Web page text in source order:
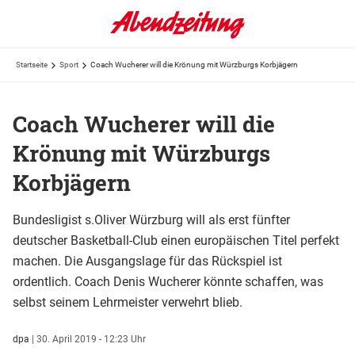
Startseite Sport Coach Wucherer will die Krönung mit Würzburgs Korbjägern
Coach Wucherer will die
Krönung mit Würzburgs
Korbjägern
Bundesligist s.Oliver Würzburg will als erst fünfter
deutscher Basketball-Club einen europäischen Titel perfekt
machen. Die Ausgangslage für das Rückspiel ist
ordentlich. Coach Denis Wucherer könnte schaffen, was
selbst seinem Lehrmeister verwehrt blieb.
dpa | 30. April 2019 - 12:23 Uhr